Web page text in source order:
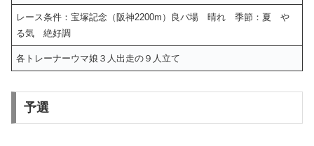
レース条件：宝塚記念（阪神2200m）良バ場 晴れ 季節：夏 や
る気 絶好調
各トレーナーウマ娘３人出走の９人立て
予選